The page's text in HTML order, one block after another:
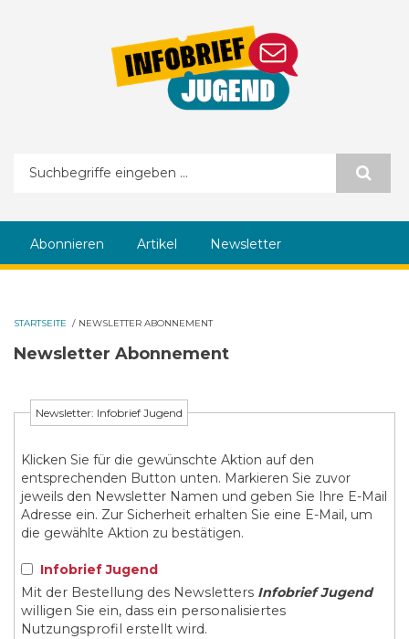
Suchformular
Abonnieren Artikel Newsletter
STARTSEITE / NEWSLETTER ABONNEMENT
Newsletter Abonnement
Newsletter: Infobrief Jugend
Klicken Sie für die gewünschte Aktion auf den
entsprechenden Button unten. Markieren Sie zuvor
jeweils den Newsletter Namen und geben Sie Ihre E-Mail
Adresse ein. Zur Sicherheit erhalten Sie eine E-Mail, um
die gewählte Aktion zu bestätigen.
Infobrief Jugend
Mit der Bestellung des Newsletters Infobrief Jugend
willigen Sie ein, dass ein personalisiertes
Nutzungsprofil erstellt wird.